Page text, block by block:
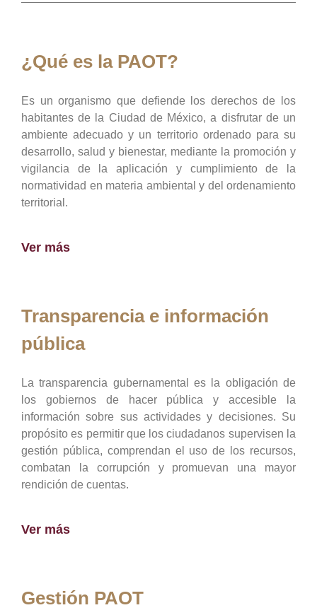
¿Qué es la PAOT?
Es un organismo que defiende los derechos de los
habitantes de la Ciudad de México, a disfrutar de un
ambiente adecuado y un territorio ordenado para su
desarrollo, salud y bienestar, mediante la promoción y
vigilancia de la aplicación y cumplimiento de la
normatividad en materia ambiental y del ordenamiento
territorial.
Ver más
Transparencia e información
pública
La transparencia gubernamental es la obligación de
los gobiernos de hacer pública y accesible la
información sobre sus actividades y decisiones. Su
propósito es permitir que los ciudadanos supervisen la
gestión pública, comprendan el uso de los recursos,
combatan la corrupción y promuevan una mayor
rendición de cuentas.
Ver más
Gestión PAOT